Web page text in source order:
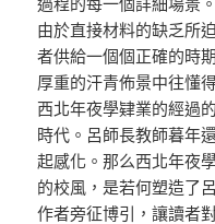
由於直接材料的缺乏所
者供給一個個正確的時
厚重的汗青佈景中往懂
西北年夜學肄業的經過
時代。呂師長教師暮年
起感化。那么西北年夜
的校風，是若何塑造了
作者旁征博引，讓讀者